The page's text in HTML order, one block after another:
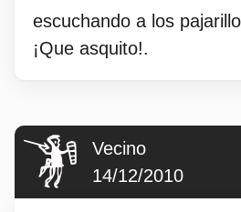
escuchando a los
¡Que asquito!.
Vecino
14/12/2010